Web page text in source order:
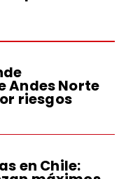
Andes Norte
riesgos
en Chile: